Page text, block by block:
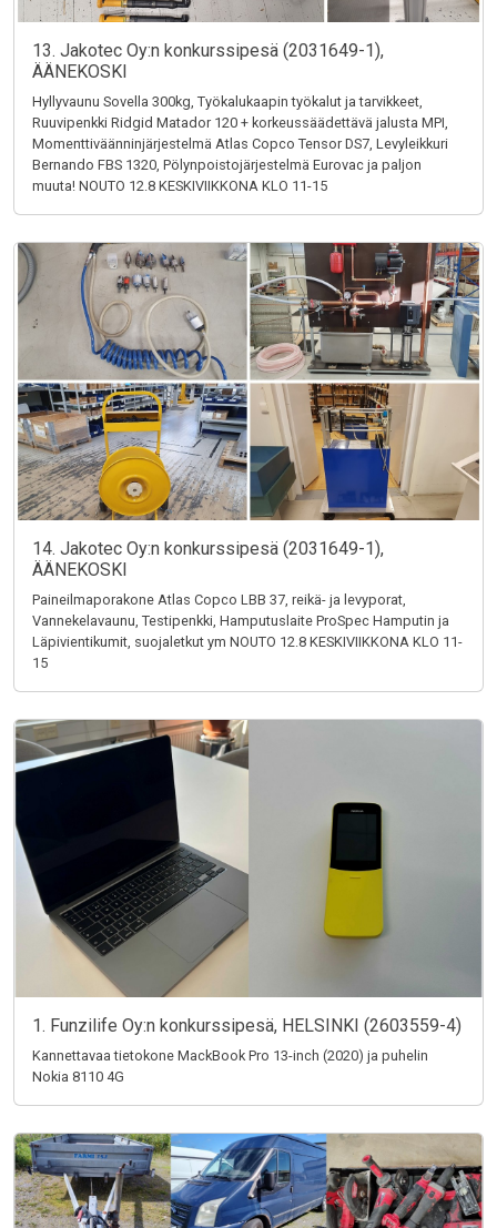
13. Jakotec Oy:n konkurssipesä (2031649-1),
ÄÄNEKOSKI
Hyllyvaunu Sovella 300kg, Työkalukaapin työkalut ja tarvikkeet,
Ruuvipenkki Ridgid Matador 120 + korkeussäädettävä jalusta MPI,
Momenttiväänninjärjestelmä Atlas Copco Tensor DS7, Levyleikkuri
Bernando FBS 1320, Pölynpoistojärjestelmä Eurovac ja paljon
muuta! NOUTO 12.8 KESKIVIIKKONA KLO 11-15
14. Jakotec Oy:n konkurssipesä (2031649-1),
ÄÄNEKOSKI
Paineilmaporakone Atlas Copco LBB 37, reikä- ja levyporat,
Vannekelavaunu, Testipenkki, Hamputuslaite ProSpec Hamputin ja
Läpivientikumit, suojaletkut ym NOUTO 12.8 KESKIVIIKKONA KLO 11-
15
1. Funzilife Oy:n konkurssipesä, HELSINKI (2603559-4)
Kannettavaa tietokone MackBook Pro 13-inch (2020) ja puhelin
Nokia 8110 4G